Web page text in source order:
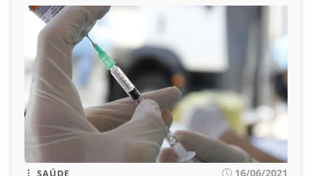
SAÚDE 16/06/2021